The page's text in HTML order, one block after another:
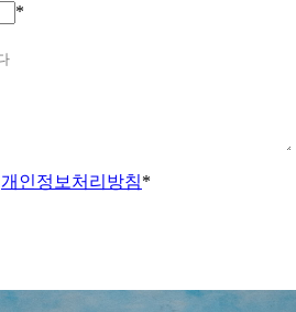
*
개인정보처리방침*